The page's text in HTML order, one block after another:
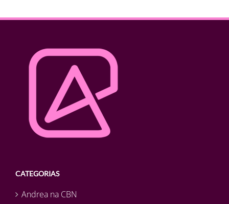
CATEGORIAS
Andrea na CBN